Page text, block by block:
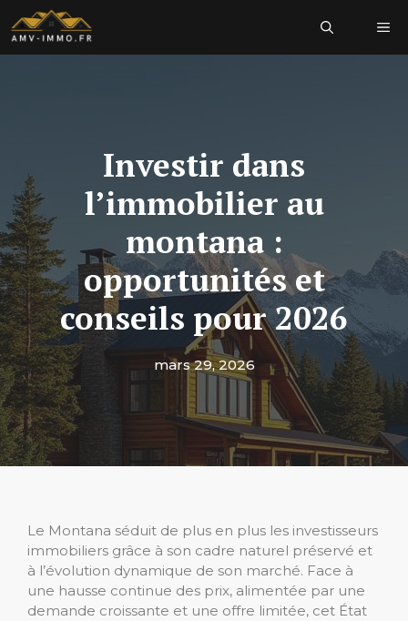
au
Investir dans
l’immobilier au
montana :
opportunités et
conseils pour 2026
mars 29, 2026
Le Montana séduit de plus en plus les investisseurs
immobiliers grâce à son cadre naturel préservé et
à l’évolution dynamique de son marché. Face à
une hausse continue des prix, alimentée par une
demande croissante et une offre limitée, cet État